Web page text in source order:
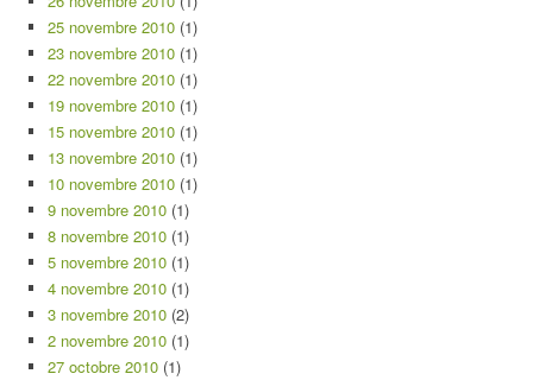
25 novembre 2010 (1)
23 novembre 2010 (1)
22 novembre 2010 (1)
19 novembre 2010 (1)
15 novembre 2010 (1)
13 novembre 2010 (1)
10 novembre 2010 (1)
9 novembre 2010 (1)
8 novembre 2010 (1)
5 novembre 2010 (1)
4 novembre 2010 (1)
3 novembre 2010 (2)
2 novembre 2010 (1)
27 octobre 2010 (1)